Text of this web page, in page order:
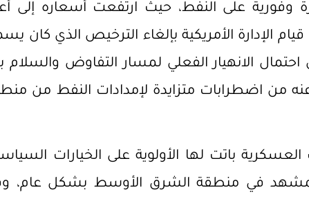
وفورية على النفط، حيث ارتفعت أسعاره إلى
الإدارة الأمريكية بإلغاء الترخيص الذي كان
احتمال الانهيار الفعلي لمسار التفاوض والسلام
عنه من اضطرابات متزايدة لإمدادات النفط من
باتت لها الأولوية على الخيارات
للمشهد في منطقة الشرق الأوسط بشكل عام،